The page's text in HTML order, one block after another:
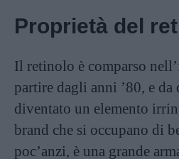
Proprietà del
Il retinolo è comparso
partire dagli anni ’80, e da
diventato un elemento
brand che si occupano di
poc’anzi, è una grande